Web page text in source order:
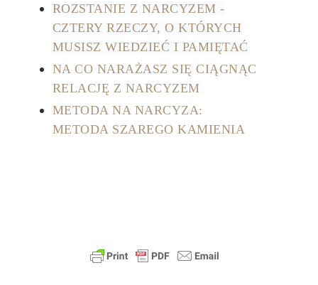
ROZSTANIE Z NARCYZEM -
CZTERY RZECZY, O KTÓRYCH
MUSISZ WIEDZIEĆ I PAMIĘTAĆ
NA CO NARAŻASZ SIĘ CIĄGNĄC
RELACJĘ Z NARCYZEM
METODA NA NARCYZA:
METODA SZAREGO KAMIENIA